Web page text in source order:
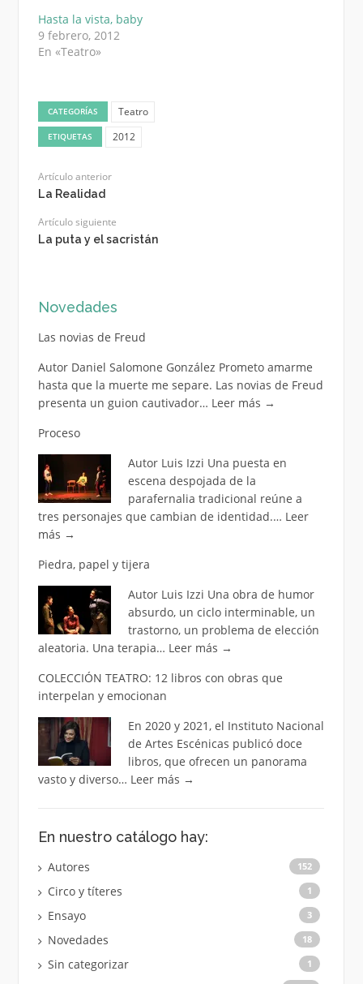
Hasta la vista, baby
9 febrero, 2012
En «Teatro»
CATEGORÍAS Teatro
ETIQUETAS 2012
Artículo anterior
La Realidad
Artículo siguiente
La puta y el sacristán
Novedades
Las novias de Freud
Autor Daniel Salomone González Prometo amarme
hasta que la muerte me separe. Las novias de Freud
presenta un guion cautivador… Leer más →
Proceso
Autor Luis Izzi Una puesta en
escena despojada de la
parafernalia tradicional reúne a
tres personajes que cambian de identidad.… Leer
más →
Piedra, papel y tijera
Autor Luis Izzi Una obra de humor
absurdo, un ciclo interminable, un
trastorno, un problema de elección
aleatoria. Una terapia… Leer más →
COLECCIÓN TEATRO: 12 libros con obras que
interpelan y emocionan
En 2020 y 2021, el Instituto Nacional
de Artes Escénicas publicó doce
libros, que ofrecen un panorama
vasto y diverso… Leer más →
En nuestro catálogo hay:
Autores 152
Circo y títeres 1
Ensayo 3
Novedades 18
Sin categorizar 1